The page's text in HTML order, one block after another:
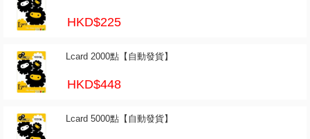
HKD$225
Lcard 2000點【自動發貨】
HKD$448
Lcard 5000點【自動發貨】